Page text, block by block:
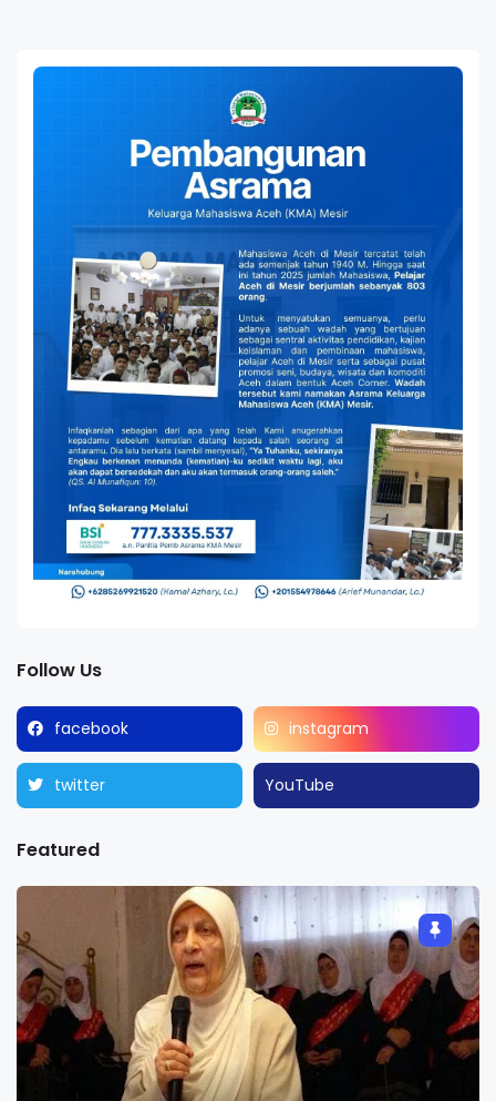
Follow Us
facebook instagram
twitter YouTube
Featured